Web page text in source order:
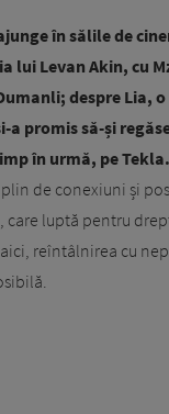
în sălile de
lui Levan Akin, cu
despre Lia,
a promis să-și
în urmă, pe Tekla.
de conexiuni și
care luptă pentru
reîntâlnirea cu